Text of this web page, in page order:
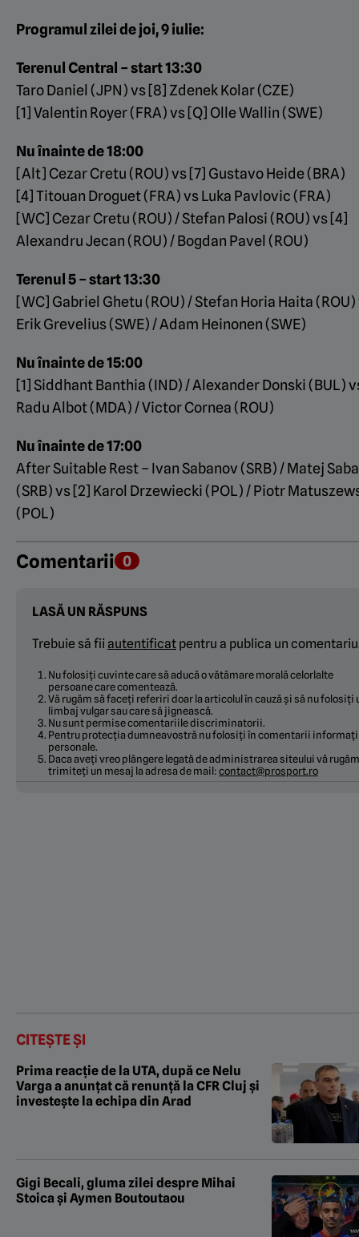
Programul zilei de joi, 9 iulie:
Terenul Central – start 13:30
Taro Daniel (JPN) vs [8] Zdenek Kolar (CZE)
[1] Valentin Royer (FRA) vs [Q] Olle Wallin (SWE)
Nu înainte de 18:00
[Alt] Cezar Cretu (ROU) vs [7] Gustavo Heide (BRA)
[4] Titouan Droguet (FRA) vs Luka Pavlovic (FRA)
[WC] Cezar Cretu (ROU) / Stefan Palosi (ROU) vs [4]
Alexandru Jecan (ROU) / Bogdan Pavel (ROU)
Terenul 5 – start 13:30
[WC] Gabriel Ghetu (ROU) / Stefan Horia Haita (ROU)
Erik Grevelius (SWE) / Adam Heinonen (SWE)
Nu înainte de 15:00
[1] Siddhant Banthia (IND) / Alexander Donski (BUL)
Radu Albot (MDA) / Victor Cornea (ROU)
Nu înainte de 17:00
After Suitable Rest – Ivan Sabanov (SRB) / Matej
(SRB) vs [2] Karol Drzewiecki (POL) / Piotr
(POL)
Comentarii 0
LASĂ UN RĂSPUNS
Trebuie să fii autentificat pentru a publica un
Nu folosiți cuvinte care să aducă o vătămare morală celorlalte
persoane care comentează.
Vă rugăm să faceți referiri doar la articolul în cauză și să nu folosiți
limbaj vulgar sau care să jignească.
Nu sunt permise comentariile discriminatorii.
Pentru protecția dumneavostră nu folosiți în comentarii
personale.
Daca aveți vreo plângere legată de administrarea siteului vă
trimiteți un mesaj la adresa de mail:contact@prosport.ro
CITEȘTE ȘI
Prima reacție de la UTA, după ce Nelu
Varga a anunțat că renunță la CFR Cluj și
investește la echipa din Arad
Gigi Becali, gluma zilei despre Mihai
Stoica și Aymen Boutoutaou